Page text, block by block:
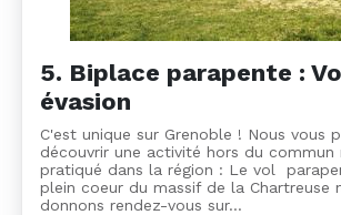
5. Biplace parapente :
évasion
C'est unique sur Grenoble ! Nous vous
découvrir une activité hors du commun
pratiqué dans la région : Le vol
plein coeur du massif de la Chartreuse
donnons rendez-vous sur…